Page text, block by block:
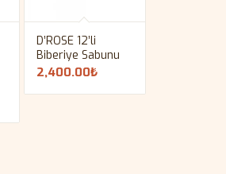
D’ROSE 12’li
Biberiye Sabunu
2,400.00₺